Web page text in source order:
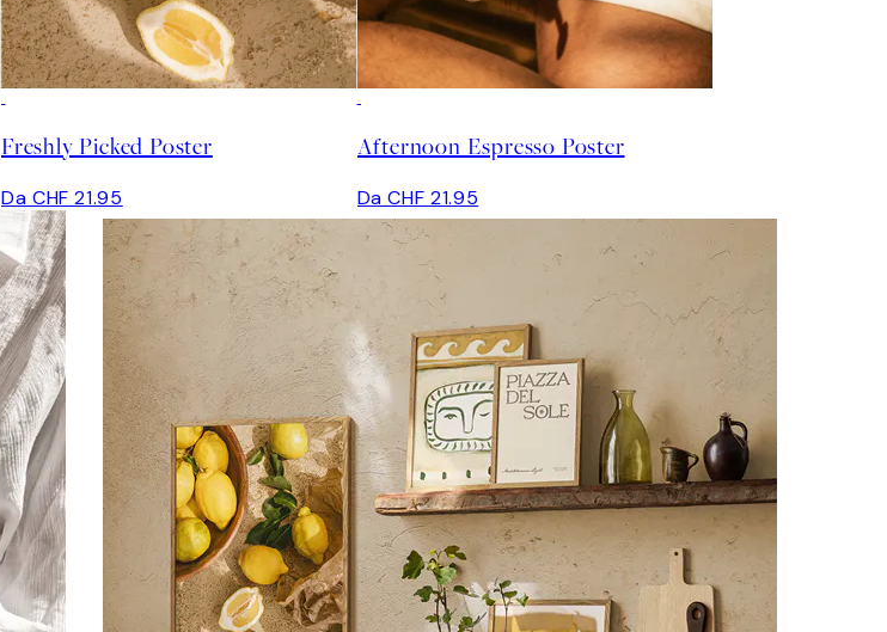
Freshly Picked Poster
Da CHF 21.95
Afternoon Espresso Poster
Da CHF 21.95